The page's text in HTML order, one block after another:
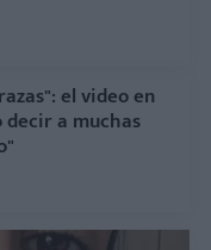
el video en
a muchas